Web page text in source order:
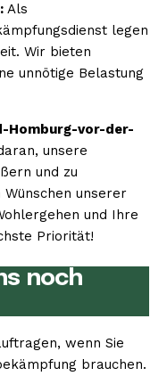
Als
legen
Wir bieten
unnötige Belastung
Homburg-vor-der-
unsere
und zu
unserer
und Ihre
Priorität!
noch
wenn Sie
brauchen.